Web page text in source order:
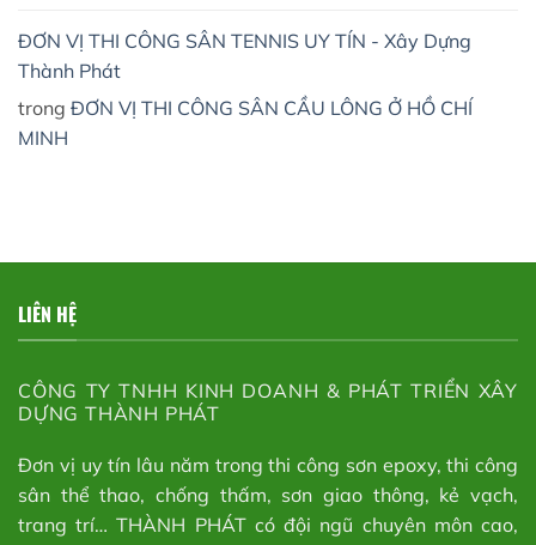
ĐƠN VỊ THI CÔNG SÂN TENNIS UY TÍN - Xây Dựng
Thành Phát
trong ĐƠN VỊ THI CÔNG SÂN CẦU LÔNG Ở HỒ CHÍ
MINH
LIÊN HỆ
CÔNG TY TNHH KINH DOANH & PHÁT TRIỂN XÂY
DỰNG THÀNH PHÁT
Đơn vị uy tín lâu năm trong thi công sơn epoxy, thi công
sân thể thao, chống thấm, sơn giao thông, kẻ vạch,
trang trí… THÀNH PHÁT có đội ngũ chuyên môn cao,